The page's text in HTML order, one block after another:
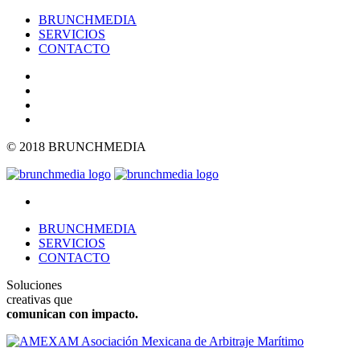
BRUNCHMEDIA
SERVICIOS
CONTACTO
© 2018 BRUNCHMEDIA
BRUNCHMEDIA
SERVICIOS
CONTACTO
Soluciones
creativas que
comunican con impacto.